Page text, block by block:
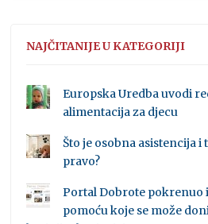
NAJČITANIJE U KATEGORIJI
Europska Uredba uvodi
alimentacija za djecu
Što je osobna asistencija
pravo?
Portal Dobrote pokrenuo
pomoću koje se može